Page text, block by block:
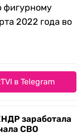
фигурному
2022 года во
в Telegram
заработала
СВО